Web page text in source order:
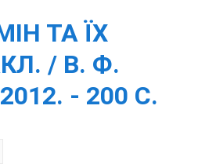
ТА ЇХ
/ В. Ф.
- 200 С.